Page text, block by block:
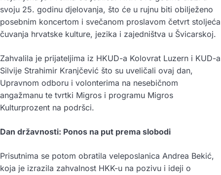
svoju 25. godinu djelovanja, što će u rujnu biti obilježeno
posebnim koncertom i svečanom proslavom četvrt stoljeća
čuvanja hrvatske kulture, jezika i zajedništva u Švicarskoj.
Zahvalila je prijateljima iz HKUD-a Kolovrat Luzern i KUD-a
Silvije Strahimir Kranjčević što su uveličali ovaj dan,
Upravnom odboru i volonterima na nesebičnom
angažmanu te tvrtki Migros i programu Migros
Kulturprozent na podršci.
Dan državnosti: Ponos na put prema slobodi
Prisutnima se potom obratila veleposlanica Andrea Bekić,
koja je izrazila zahvalnost HKK-u na pozivu i ideji o